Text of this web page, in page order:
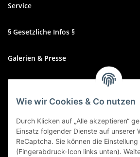
Wie wir Cookies & Co nutzen
Durch Klicken auf „Alle akzeptieren“
Einsatz folgender Dienste auf unserer
ReCaptcha. Sie können die
(Fingerabdruck-Icon links unten).
Service
§ Gesetzliche Infos §
Galerien & Presse
Zahlungsmethoden